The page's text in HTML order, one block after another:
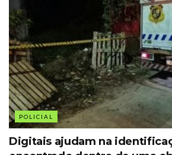
POLICIAL
Digitais ajudam na